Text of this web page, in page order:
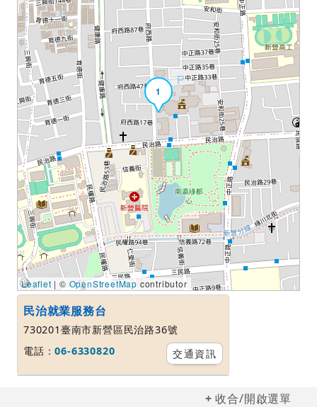
1
Leaflet | © OpenStreetMap contributor
民治就業服務台
730201臺南市新營區民治路36號
電話：06-6330820 交通資訊
收合/開啟選單